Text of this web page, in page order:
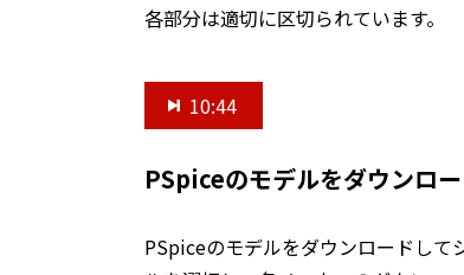
各部分は適切に区切られています。
10:44
PSpiceのモデルをダウンロ
PSpiceのモデルをダウンロードして